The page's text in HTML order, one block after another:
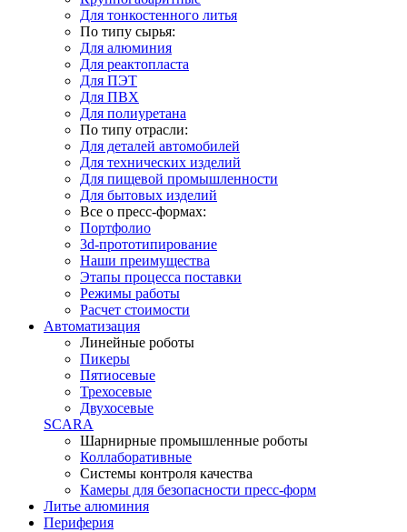
Для тонкостенного литья
По типу сырья:
Для алюминия
Для реактопласта
Для ПЭТ
Для ПВХ
Для полиуретана
По типу отрасли:
Для деталей автомобилей
Для технических изделий
Для пищевой промышленности
Для бытовых изделий
Все о пресс-формах:
Портфолио
3d-прототипирование
Наши преимущества
Этапы процесса поставки
Режимы работы
Расчет стоимости
Автоматизация
Линейные роботы
Пикеры
Пятиосевые
Трехосевые
Двухосевые
SCARA
Шарнирные промышленные роботы
Коллаборативные
Системы контроля качества
Камеры для безопасности пресс-форм
Литье алюминия
Периферия